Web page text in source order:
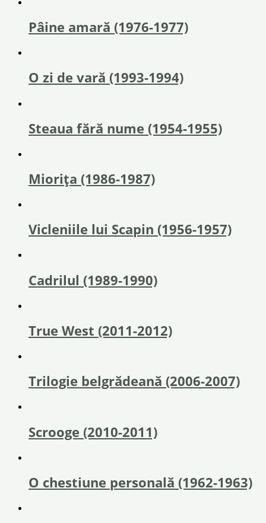
Pâine amară (1976-1977)
O zi de vară (1993-1994)
Steaua fără nume (1954-1955)
Miorița (1986-1987)
Vicleniile lui Scapin (1956-1957)
Cadrilul (1989-1990)
True West (2011-2012)
Trilogie belgrădeană (2006-2007)
Scrooge (2010-2011)
O chestiune personală (1962-1963)